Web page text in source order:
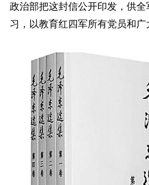
政治部把这封信公开印发，供全
习，以教育红四军所有党员和广